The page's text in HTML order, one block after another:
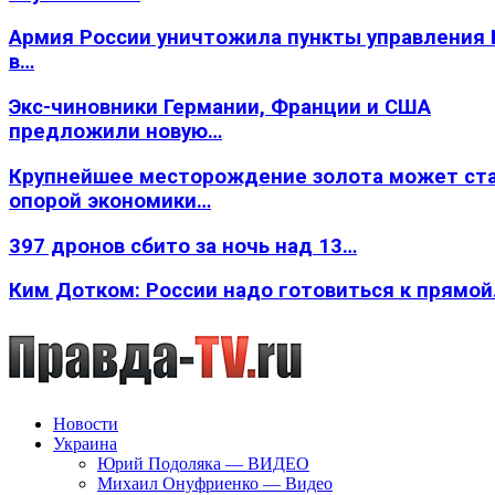
Армия России уничтожила пункты
в…
Экс-чиновники Германии, Франции и США
предложили новую…
Крупнейшее месторождение золота может
опорой экономики…
397 дронов сбито за ночь над 13…
Ким Дотком: России надо готовиться к
Новости
Украина
Юрий Подоляка — ВИДЕО
Михаил Онуфриенко — Видео